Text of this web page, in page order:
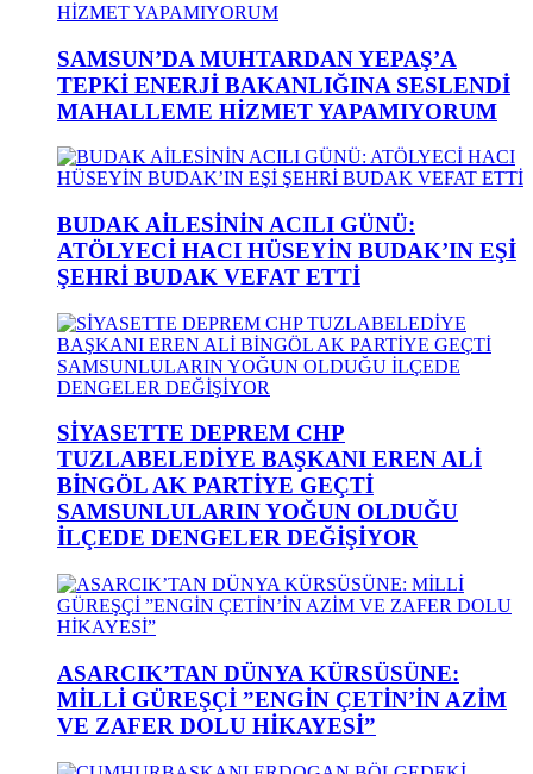
SAMSUN’DA MUHTARDAN YEPAŞ’A
TEPKİ ENERJİ BAKANLIĞINA SESLENDİ
MAHALLEME HİZMET YAPAMIYORUM
BUDAK AİLESİNİN ACILI GÜNÜ:
ATÖLYECİ HACI HÜSEYİN BUDAK’IN EŞİ
ŞEHRİ BUDAK VEFAT ETTİ
SİYASETTE DEPREM CHP
TUZLABELEDİYE BAŞKANI EREN ALİ
BİNGÖL AK PARTİYE GEÇTİ
SAMSUNLULARIN YOĞUN OLDUĞU
İLÇEDE DENGELER DEĞİŞİYOR
ASARCIK’TAN DÜNYA KÜRSÜSÜNE:
MİLLİ GÜREŞÇİ ”ENGİN ÇETİN’İN AZİM
VE ZAFER DOLU HİKAYESİ”